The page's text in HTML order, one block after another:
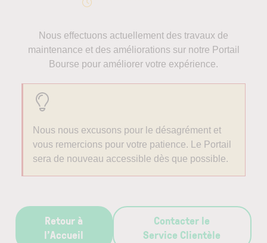
Nous effectuons actuellement des travaux de
maintenance et des améliorations sur notre Portail
Bourse pour améliorer votre expérience.
Nous nous excusons pour le désagrément et
vous remercions pour votre patience. Le Portail
sera de nouveau accessible dès que possible.
Retour à
l’Accueil
Contacter le
Service Clientèle